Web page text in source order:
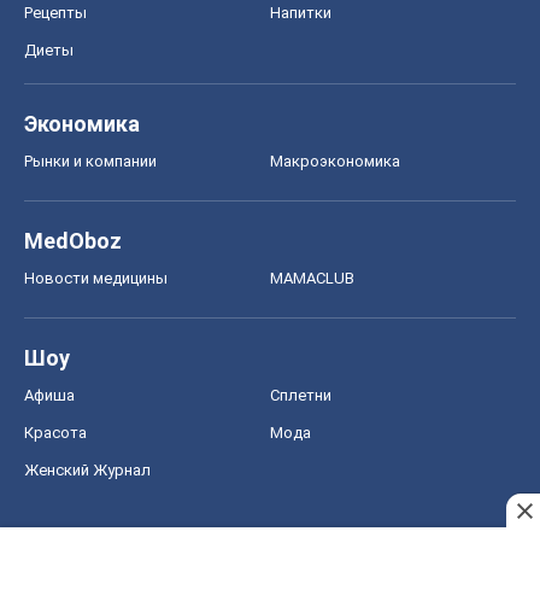
Рецепты Напитки
Диеты
Экономика
Рынки и компании Mакроэкономика
MedOboz
Новости медицины MAMACLUB
Шоу
Афиша Сплетни
Красота Мода
Женский Журнал